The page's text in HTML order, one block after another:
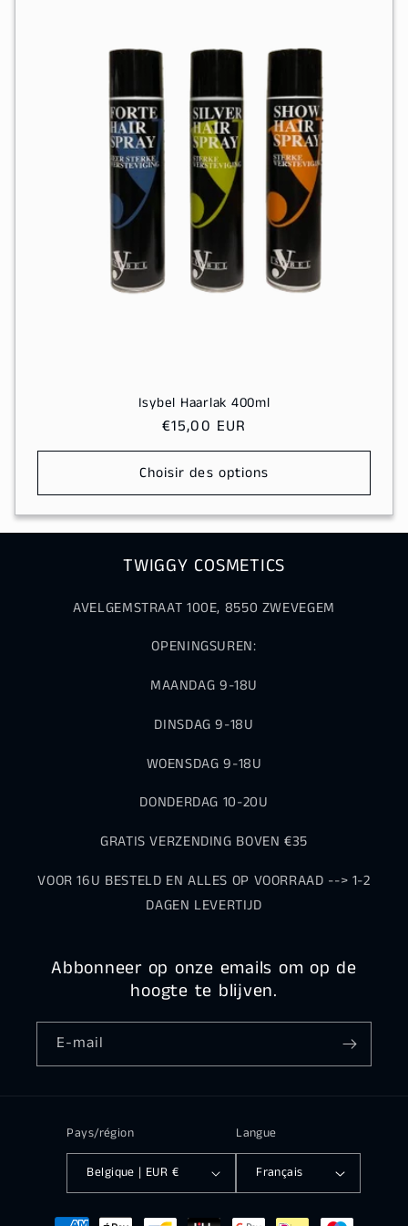
Isybel Haarlak 400ml
Prix
habituel
€15,00 EUR
Choisir des options
TWIGGY COSMETICS
AVELGEMSTRAAT 100E, 8550 ZWEVEGEM
OPENINGSUREN:
MAANDAG 9-18U
DINSDAG 9-18U
WOENSDAG 9-18U
DONDERDAG 10-20U
GRATIS VERZENDING BOVEN €35
VOOR 16U BESTELD EN ALLES OP VOORRAAD --> 1-2
DAGEN LEVERTIJD
Abbonneer op onze emails om op de
hoogte te blijven.
E-mail
Pays/région
Belgique | EUR €
Langue
Français
Moyens